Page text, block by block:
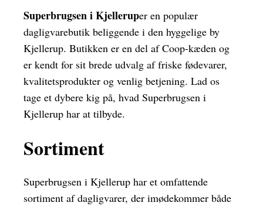
Superbrugsen i Kjelleruper en populær
dagligvarebutik beliggende i den hyggelige by
Kjellerup. Butikken er en del af Coop-kæden og
er kendt for sit brede udvalg af friske fødevarer,
kvalitetsprodukter og venlig betjening. Lad os
tage et dybere kig på, hvad Superbrugsen i
Kjellerup har at tilbyde.
Sortiment
Superbrugsen i Kjellerup har et omfattende
sortiment af dagligvarer, der imødekommer både